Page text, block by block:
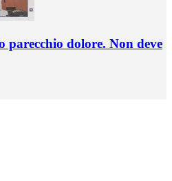
parecchio dolore. Non deve